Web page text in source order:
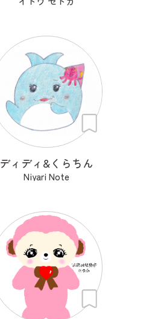
ディディ&くらちん
Niyari Note